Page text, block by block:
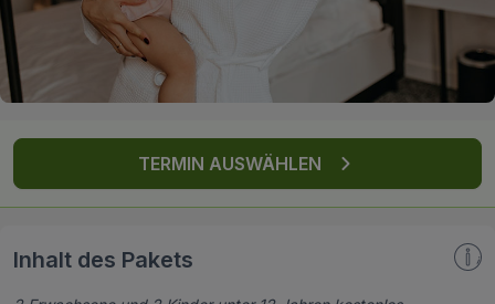
TERMIN AUSWÄHLEN
Inhalt des Pakets